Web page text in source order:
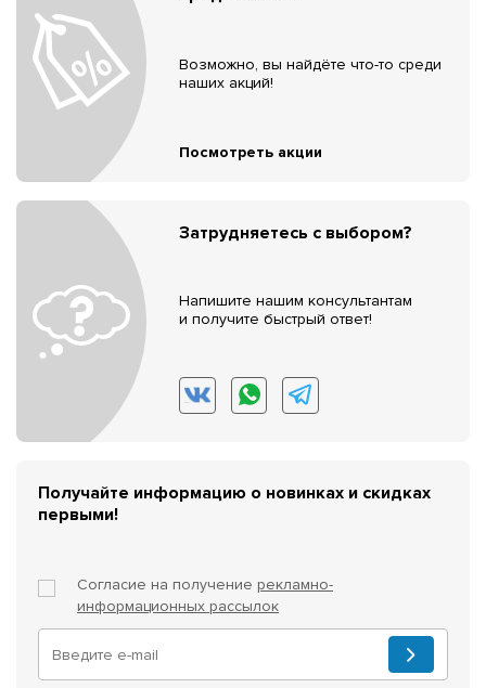
Возможно, вы найдёте что-то среди
наших акций!
Посмотреть акции
Затрудняетесь с выбором?
Напишите нашим консультантам
и получите быстрый ответ!
Получайте информацию о новинках и скидках
первыми!
Согласие на получение рекламно-
информационных рассылок